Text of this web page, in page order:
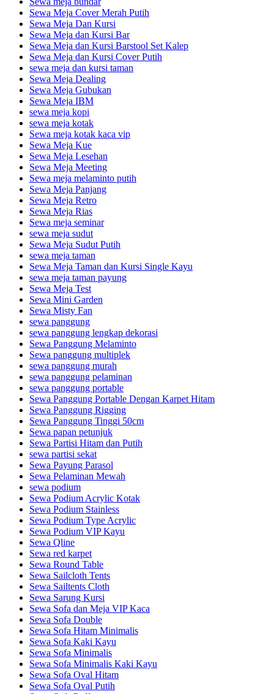
Sewa Meja Cover Merah Putih
Sewa Meja Dan Kursi
Sewa Meja dan Kursi Bar
Sewa Meja dan Kursi Barstool Set Kalep
Sewa Meja dan Kursi Cover Putih
sewa meja dan kursi taman
Sewa Meja Dealing
Sewa Meja Gubukan
Sewa Meja IBM
sewa meja kopi
sewa meja kotak
Sewa meja kotak kaca vip
Sewa Meja Kue
Sewa Meja Lesehan
Sewa Meja Meeting
Sewa meja melaminto putih
Sewa Meja Panjang
Sewa Meja Retro
Sewa Meja Rias
Sewa meja seminar
sewa meja sudut
Sewa Meja Sudut Putih
sewa meja taman
Sewa Meja Taman dan Kursi Single Kayu
sewa meja taman payung
Sewa Meja Test
Sewa Mini Garden
Sewa Misty Fan
sewa panggung
sewa panggung lengkap dekorasi
Sewa Panggung Melaminto
Sewa panggung multiplek
sewa panggung murah
sewa panggung pelaminan
sewa panggung portable
Sewa Panggung Portable Dengan Karpet Hitam
Sewa Panggung Rigging
Sewa Panggung Tinggi 50cm
Sewa papan petunjuk
Sewa Partisi Hitam dan Putih
sewa partisi sekat
Sewa Payung Parasol
Sewa Pelaminan Mewah
sewa podium
Sewa Podium Acrylic Kotak
Sewa Podium Stainless
Sewa Podium Type Acrylic
Sewa Podium VIP Kayu
Sewa Qline
Sewa red karpet
Sewa Round Table
Sewa Sailcloth Tents
Sewa Sailtents Cloth
Sewa Sarung Kursi
Sewa Sofa dan Meja VIP Kaca
Sewa Sofa Double
Sewa Sofa Hitam Minimalis
Sewa Sofa Kaki Kayu
Sewa Sofa Minimalis
Sewa Sofa Minimalis Kaki Kayu
Sewa Sofa Oval Hitam
Sewa Sofa Oval Putih